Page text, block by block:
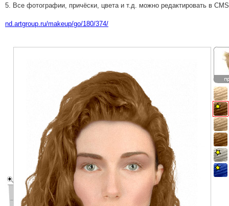
5. Все фотографии, причёски, цвета и т.д. можно редактировать в
nd.artgroup.ru/makeup/go/180/374/